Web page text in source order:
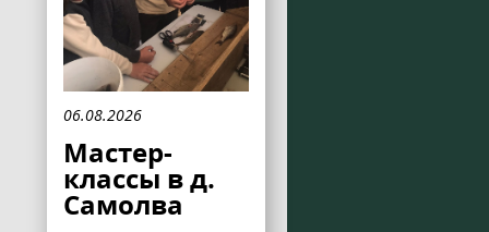
06.08.2026
Мастер-
классы в д.
Самолва